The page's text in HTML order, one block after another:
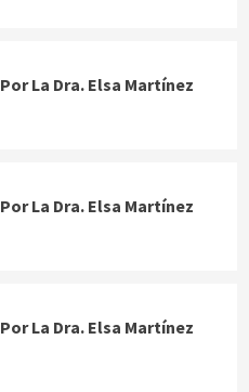
Por La Dra. Elsa Martínez
Por La Dra. Elsa Martínez
Por La Dra. Elsa Martínez